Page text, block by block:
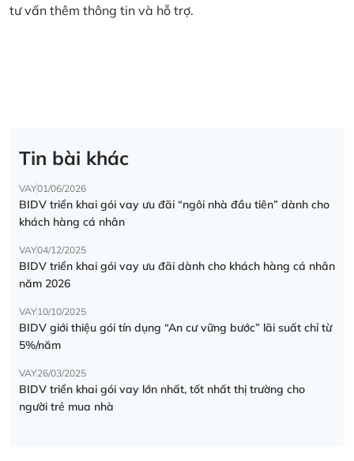
tư vấn thêm thông tin và hỗ trợ.
Tin bài khác
VAY01/06/2026
BIDV triển khai gói vay ưu đãi “ngôi nhà đầu tiên” dành cho
khách hàng cá nhân
VAY04/12/2025
BIDV triển khai gói vay ưu đãi dành cho khách hàng cá nhân
năm 2026
VAY10/10/2025
BIDV giới thiệu gói tín dụng “An cư vững bước” lãi suất chỉ từ
5%/năm
VAY26/03/2025
BIDV triển khai gói vay lớn nhất, tốt nhất thị trường cho
người trẻ mua nhà